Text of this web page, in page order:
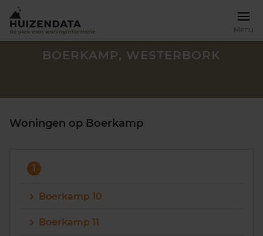
Menu
BOERKAMP, WESTERBORK
Woningen op Boerkamp
1
Boerkamp 10
Boerkamp 11